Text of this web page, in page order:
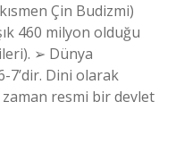
Çin Budizmi)
460 milyon olduğu
➢ Dünya
7’dir. Dini olarak
resmi bir devlet